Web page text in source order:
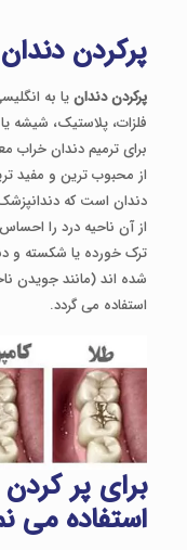
پرکردن
پرکردن دندان
فلزات، پلاستیک، شیشه
برای ترمیم دندان خراب
از محبوب ترین و مفید
دندان است که
از آن ناحیه درد را
ترک خورده یا شکسته و
شده اند (مانند جویدن
استفاده می گردد.
برای پر
استفاده می